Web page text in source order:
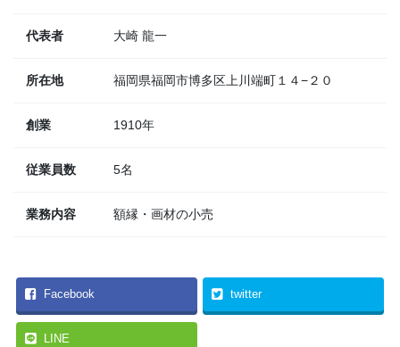
代表者 大崎 龍一
所在地 福岡県福岡市博多区上川端町１４−２０
創業 1910年
従業員数 5名
業務内容 額縁・画材の小売
Facebook twitter
LINE